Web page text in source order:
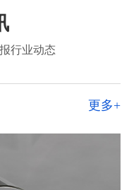
行业动态
更多+